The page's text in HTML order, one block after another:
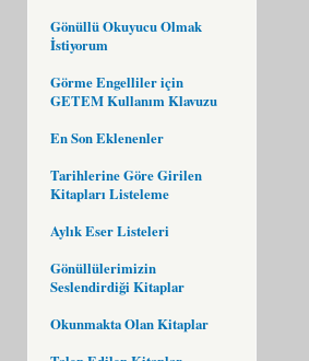
Gönüllü Okuyucu Olmak
İstiyorum
Görme Engelliler için
GETEM Kullanım Klavuzu
En Son Eklenenler
Tarihlerine Göre Girilen
Kitapları Listeleme
Aylık Eser Listeleri
Gönüllülerimizin
Seslendirdiği Kitaplar
Okunmakta Olan Kitaplar